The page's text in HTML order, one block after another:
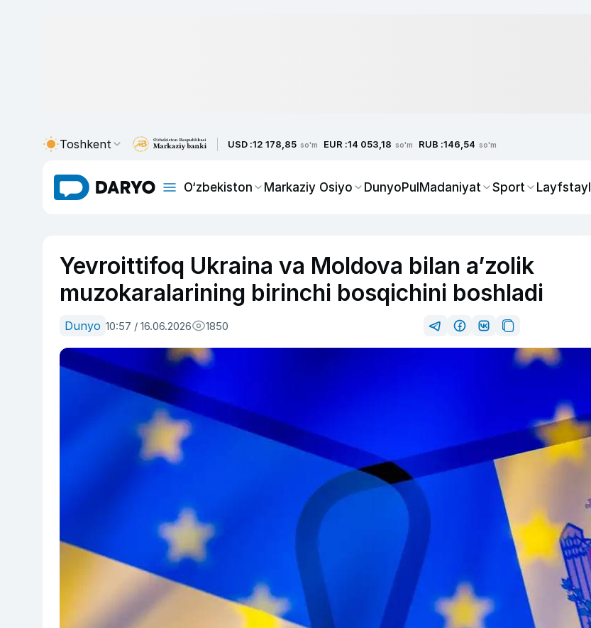
Toshkent USD :12 178,85 so'm EUR :14 053,18 so'm RUB :146,54 so'm
O‘zbekiston Markaziy Osiyo DunyoPulMadaniyat Sport Layfstayl
Yevroittifoq Ukraina va Moldova bilan a’zolik
muzokaralarining birinchi bosqichini boshladi
Dunyo 10:57 / 16.06.2026 1850